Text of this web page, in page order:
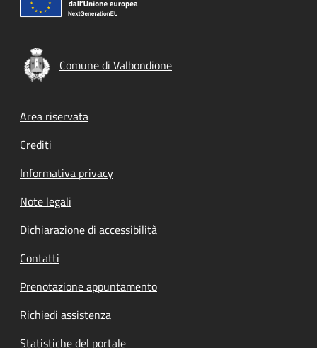
Comune di Valbondione
Footer menu
Area riservata
Crediti
Informativa privacy
Note legali
Dichiarazione di accessibilità
Contatti
Prenotazione appuntamento
Richiedi assistenza
Statistiche del portale